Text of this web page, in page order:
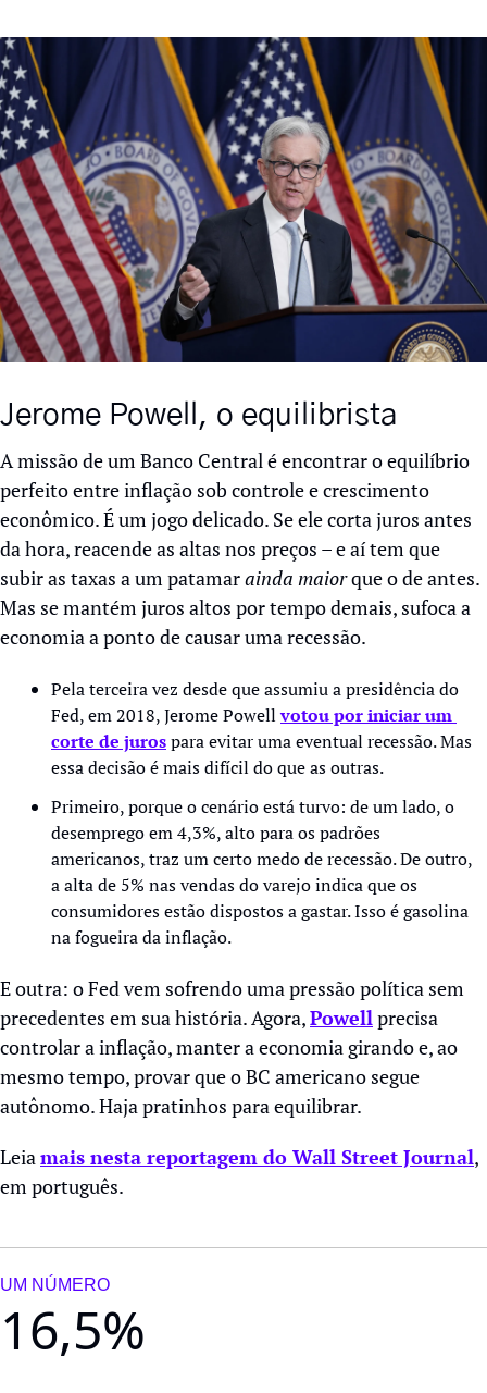
Jerome Powell, o equilibrista
A missão de um Banco Central é encontrar o equilíbrio
perfeito entre inflação sob controle e crescimento
econômico. É um jogo delicado. Se ele corta juros antes
da hora, reacende as altas nos preços – e aí tem que
subir as taxas a um patamar ainda maior que o de antes.
Mas se mantém juros altos por tempo demais, sufoca a
economia a ponto de causar uma recessão.
Pela terceira vez desde que assumiu a presidência do
Fed, em 2018, Jerome Powell votou por iniciar um
corte de juros para evitar uma eventual recessão. Mas
essa decisão é mais difícil do que as outras.
Primeiro, porque o cenário está turvo: de um lado, o
desemprego em 4,3%, alto para os padrões
americanos, traz um certo medo de recessão. De outro,
a alta de 5% nas vendas do varejo indica que os
consumidores estão dispostos a gastar. Isso é gasolina
na fogueira da inflação.
E outra: o Fed vem sofrendo uma pressão política sem
precedentes em sua história. Agora, Powell precisa
controlar a inflação, manter a economia girando e, ao
mesmo tempo, provar que o BC americano segue
autônomo. Haja pratinhos para equilibrar.
Leia mais nesta reportagem do Wall Street Journal,
em português.
UM NÚMERO
16,5%